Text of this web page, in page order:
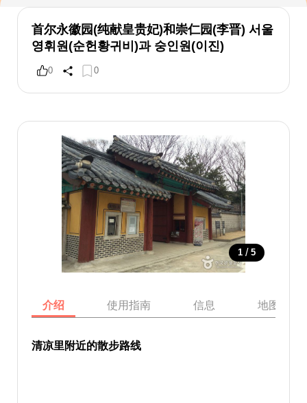
首尔永徽园(纯献皇贵妃)和崇仁园(李晋) 서울
영휘원(순헌황귀비)과 숭인원(이진)
0 0
1 / 5
介绍 使用指南 信息 地图
清凉里附近的散步路线